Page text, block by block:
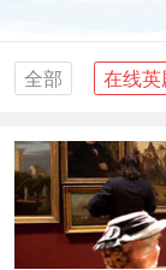
全部 在线英